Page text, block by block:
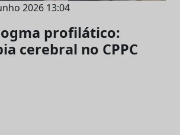
2026 13:04
profilático:
cerebral no CPPC